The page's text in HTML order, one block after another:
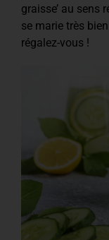
graisse’ au sens
se marie très
régalez-vous !